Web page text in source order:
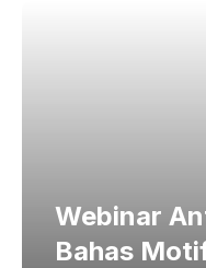
Webinar
Bahas